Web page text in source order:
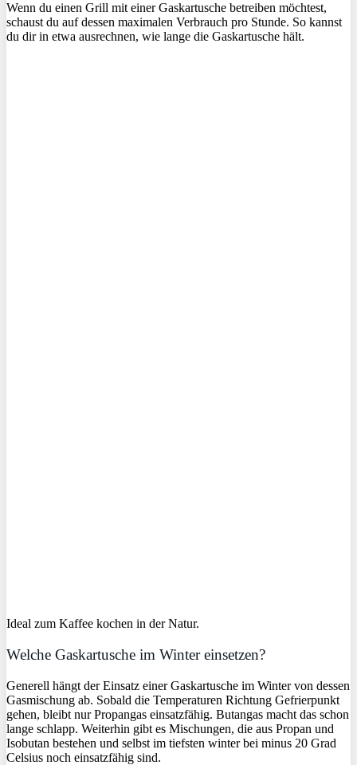
Wenn du einen Grill mit einer Gaskartusche betreiben möchtest,
schaust du auf dessen maximalen Verbrauch pro Stunde. So kannst
du dir in etwa ausrechnen, wie lange die Gaskartusche hält.
Ideal zum Kaffee kochen in der Natur.
Welche Gaskartusche im Winter einsetzen?
Generell hängt der Einsatz einer Gaskartusche im Winter von dessen
Gasmischung ab. Sobald die Temperaturen Richtung Gefrierpunkt
gehen, bleibt nur Propangas einsatzfähig. Butangas macht das schon
lange schlapp. Weiterhin gibt es Mischungen, die aus Propan und
Isobutan bestehen und selbst im tiefsten winter bei minus 20 Grad
Celsius noch einsatzfähig sind.